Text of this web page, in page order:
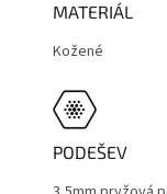
MATERIÁL
Kožené
PODEŠEV